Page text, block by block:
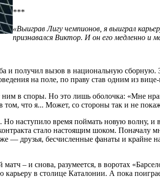
***
«Выиграв Лигу чемпионов, я выиграл
признавался Виктор. И он его медленно и
и получил вызов в национальную сборную.
на поле, по праву став одним из
ним в споры. Но это лишь оболочка: «Мне
что я... Может, со стороны так и не
наступило время поймать новую волну, и
стало настоящим шоком.
— друзья, бесчисленные фанаты и крайне
– и снова, разумеется, в воротах
в столице Каталонии. А пока